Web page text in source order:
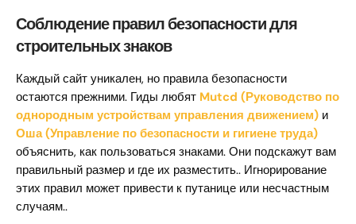
Соблюдение правил безопасности для
строительных знаков
Каждый сайт уникален, но правила безопасности
остаются прежними. Гиды любят Mutcd (Руководство по
однородным устройствам управления движением) и
Оша (Управление по безопасности и гигиене труда)
объяснить, как пользоваться знаками. Они подскажут вам
правильный размер и где их разместить.. Игнорирование
этих правил может привести к путанице или несчастным
случаям..